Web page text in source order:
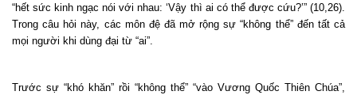
“hết sức kinh ngạc nói với nhau: ‘Vậy thì ai có thể được cứu?’” (10,26).
Trong câu hỏi này, các môn đệ đã mở rộng sự “không thể” đến tất cả
mọi người khi dùng đại từ “ai”.
Trước sự “khó khăn” rồi “không thể” “vào Vương Quốc Thiên Chúa”,